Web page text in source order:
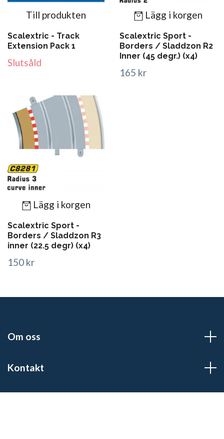
Till produkten
Scalextric - Track
Extension Pack 1
Slutsåld
Lägg i korgen
Scalextric Sport -
Borders / Sladdzon R2
Inner (45 degr.) (x4)
165 kr
Lägg i korgen
Scalextric Sport -
Borders / Sladdzon R3
inner (22.5 degr) (x4)
150 kr
Om oss
Kontakt